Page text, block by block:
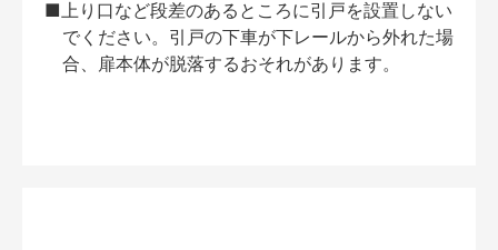
■上り口など段差のあるところに引戸を設置しない
でください。引戸の下車が下レールから外れた場
合、扉本体が脱落するおそれがあります。